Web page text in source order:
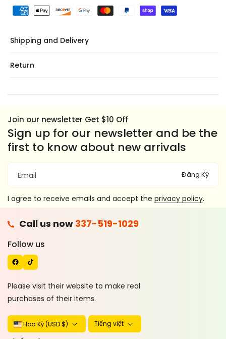
Shipping and Delivery
Return
Join our newsletter Get $10 Off
Sign up for our newsletter and be the
first to know about new arrivals
Email Đăng Ký
I agree to receive emails and accept the privacy policy.
Call us now 337-519-1029
Follow us
C
E
B
O
O
T
I
K
T
O
K
Please visit their website to make real
purchases of their items.
Hoa Kỳ (USD $) Tiếng việt